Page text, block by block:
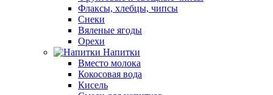
Флаксы, хлебцы, чипсы
Снеки
Вяленые ягоды
Орехи
Напитки
Вместо молока
Кокосовая вода
Кисель